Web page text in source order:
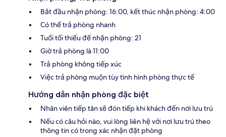
Bắt đầu nhận phòng: 16:00, kết thúc nhận phòng: 4:00
Có thể trả phòng nhanh
Tuổi tối thiểu để nhận phòng: 21
Giờ trả phòng là 11:00
Trả phòng không tiếp xúc
Việc trả phòng muộn tùy tình hình phòng thực tế
Hướng dẫn nhận phòng đặc biệt
Nhân viên tiếp tân sẽ đón tiếp khi khách đến nơi lưu trú
Nếu có câu hỏi nào, vui lòng liên hệ với nơi lưu trú theo
thông tin có trong xác nhận đặt phòng